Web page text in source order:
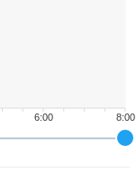
8:00
6:00